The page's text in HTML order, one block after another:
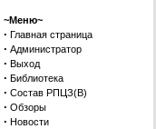
~Меню~
· Главная страница
· Администратор
· Выход
· Библиотека
· Состав РПЦЗ(В)
· Обзоры
· Новости